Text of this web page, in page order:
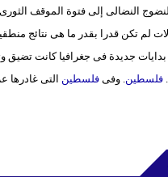
النضالى إلى فتوة الموقف
لم تكن قدرا بقدر ما هى نتائج
جديدة فى جغرافيا كانت تضيق
فلسطين. وفى فلسطين التى غادرها